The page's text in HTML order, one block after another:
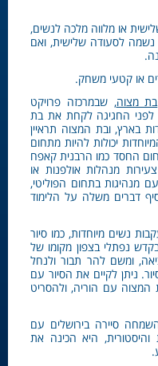
או מלווה מלכה לנשים,
לסעודה שלישית, ואם
או קטעי משחק.
בת מצוה, שבמרכזה פרויקט
לפני החגיגה לקחת את בת
בארץ, ובת המצוה תראיין
יכולות להיות מתחום
החסד כמו הרבנית קאפח
מנהלות אולפנות או
עם מנהיגות בתחום הפוליטי,
דברים משלה על הלימוד
נשים מיוחדות, כמו סיור
נפתלי בצפון מקומו של
ומשם להר תבור ולנחל
ניתן לקיים את הסיור עם
המצוה עם הוריה, ולהסריט
סיירה בירושלים עם
היא הכינה את